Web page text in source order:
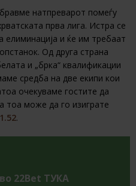
натпреварот помеѓу
прва лига. Истра се
елиминација и ќе им требаат
Од друга страна
и „брка“ квалификации
средба на две екипи кои
очекуваме гостите да
а тоа може да го изиграте
1.52.
22Bet ТУКА